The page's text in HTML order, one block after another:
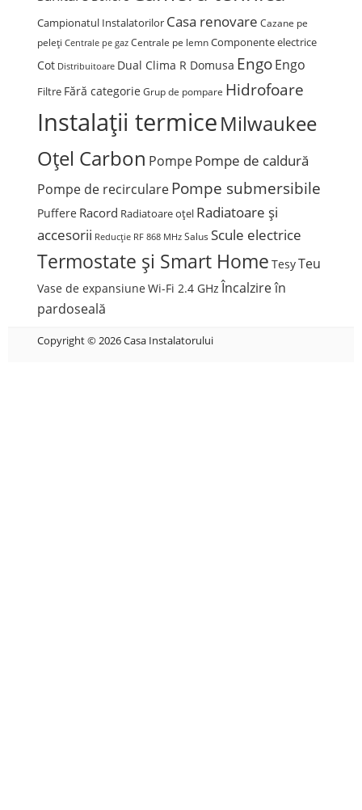
Campionatul Instalatorilor Casa renovare Cazane pe
peleți Centrale pe gaz Centrale pe lemn Componente electrice
Cot Distribuitoare Dual Clima R Domusa EngoEngo
Filtre Fără categorie Grup de pompare Hidrofoare
Instalații termiceMilwaukee
Oțel Carbon PompePompe de caldură
Pompe de recircularePompe submersibile
Puffere Racord Radiatoare oțel Radiatoare și
accesorii Reducție RF 868 MHz Salus Scule electrice
Termostate și Smart Home TesyTeu
Vase de expansiune Wi-Fi 2.4 GHz Încalzire în
pardoseală
Copyright © 2026 Casa Instalatorului